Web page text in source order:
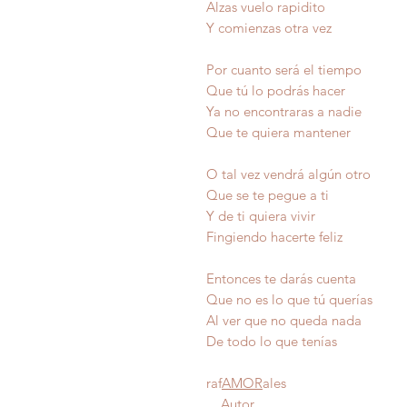
Alzas vuelo rapidito
Y comienzas otra vez
Por cuanto será el tiempo
Que tú lo podrás hacer
Ya no encontraras a nadie
Que te quiera mantener
O tal vez vendrá algún otro
Que se te pegue a ti
Y de ti quiera vivir
Fingiendo hacerte feliz
Entonces te darás cuenta
Que no es lo que tú querías
Al ver que no queda nada
De todo lo que
rafAMORales